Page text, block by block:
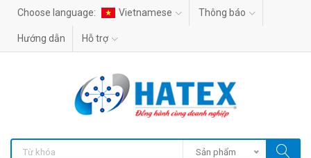
Choose language: Vietnamese Thông báo
Hướng dẫn Hỗ trợ
Sản phẩm